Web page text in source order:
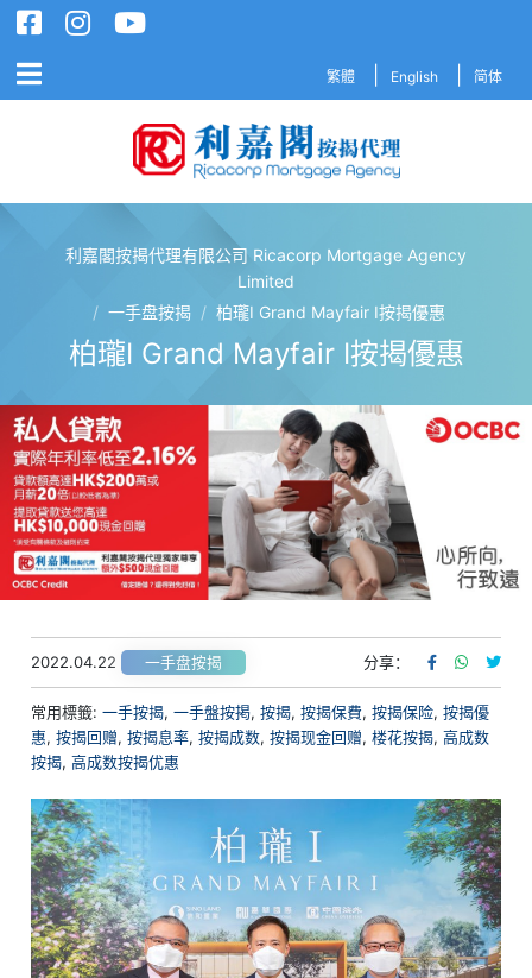
繁體 English 简体
利嘉閣按揭代理有限公司 Ricacorp Mortgage Agency
Limited
/ 一手盘按揭 / 柏瓏I Grand Mayfair I按揭優惠
柏瓏I Grand Mayfair I按揭優惠
2022.04.22 一手盘按揭 分享：
常用標籤:一手按揭,一手盤按掲,按揭,按揭保費,按揭保险,按揭優
惠,按揭回赠,按揭息率,按揭成数,按揭现金回赠,楼花按揭,高成数
按揭,高成数按揭优惠